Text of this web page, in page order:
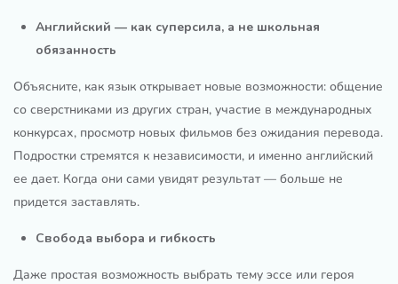
Английский — как суперсила, а не школьная
обязанность
Объясните, как язык открывает новые возможности: общение
со сверстниками из других стран, участие в международных
конкурсах, просмотр новых фильмов без ожидания перевода.
Подростки стремятся к независимости, и именно английский
ее дает. Когда они сами увидят результат — больше не
придется заставлять.
Свобода выбора и гибкость
Даже простая возможность выбрать тему эссе или героя